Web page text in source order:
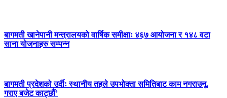
बागमती खानेपानी मन्त्रालयको वार्षिक समीक्षाः ४६७ आयोजना र १४८ वटा
साना योजनाहरु सम्पन्न
बागमती प्रदेशको उर्दीः स्थानीय तहले उपभोक्ता समितिबाट काम नगराउनू,
गराए बजेट काट्छौं’